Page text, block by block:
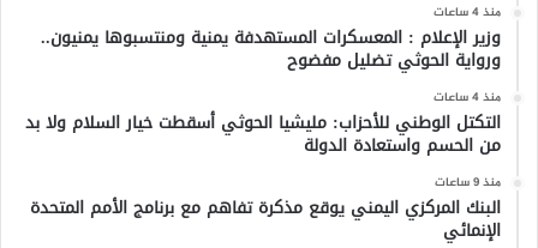
منذ 4 ساعات
وزير الإعلام : المعسكرات المستهدفة يمنية ومنتسبوها يمنيون..
ورواية الحوثي تضليل مفضوح
منذ 4 ساعات
التكتل الوطني للأحزاب: مليشيا الحوثي أسقطت خيار السلام ولا بد
من الحسم واستعادة الدولة
منذ 9 ساعات
البنك المركزي اليمني يوقع مذكرة تفاهم مع برنامج الأمم المتحدة
الإنمائي